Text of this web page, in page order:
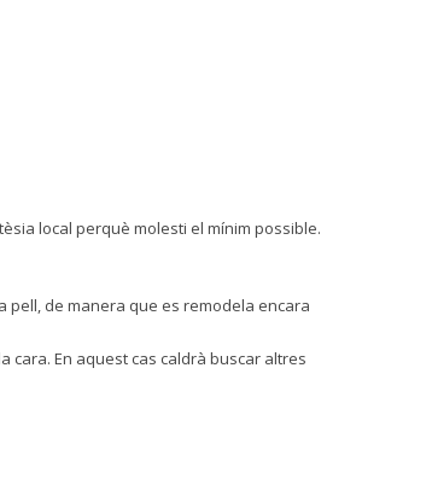
local perquè molesti el mínim possible.
pell, de manera que es remodela encara
cara. En aquest cas caldrà buscar altres